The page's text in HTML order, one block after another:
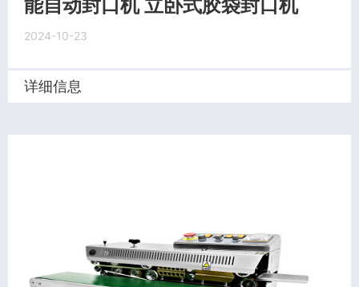
能自动封口机 立卧式胶袋封口机
2024-10-23
详细信息